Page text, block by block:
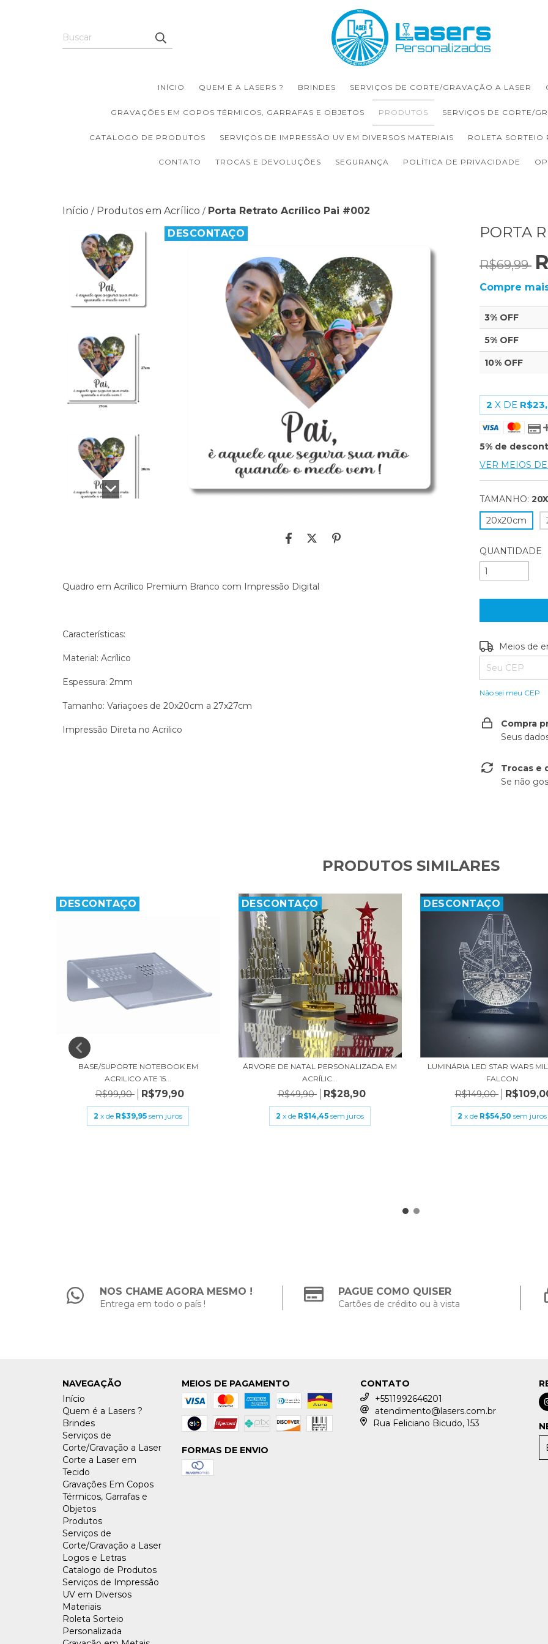
INÍCIO QUEM É A LASERS ? BRINDES SERVIÇOS DE CORTE/GRAVAÇÃO A LASER
GRAVAÇÕES EM COPOS TÉRMICOS, GARRAFAS E OBJETOS PRODUTOS SERVIÇOS DE CORTE/
CATALOGO DE PRODUTOS SERVIÇOS DE IMPRESSÃO UV EM DIVERSOS MATERIAIS ROLETA SORTEIO
CONTATO TROCAS E DEVOLUÇÕES SEGURANÇA POLÍTICA DE PRIVACIDADE
Início / Produtos em Acrílico / Porta Retrato Acrílico Pai #002
DESCONTAÇO
Quadro em Acrílico Premium Branco com Impressão Digital
Características:
Material: Acrílico
Espessura: 2mm
Tamanho: Variaçoes de 20x20cm a 27x27cm
Impressão Direta no Acrilico
PORTA
R$69,99
Compre
3% OFF
5% OFF
10% OFF
2 X DE
5% de
VER MEIOS
TAMANHO:
20x20cm
QUANTIDADE
Entregas para o
Meios de
Não sei meu CEP
Compra
Seus
Trocas e
Se não
PRODUTOS SIMILARES
DESCONTAÇO
BASE/SUPORTE NOTEBOOK EM
ACRILICO ATE 15...
R$99,90 R$79,90
2 x de R$39,95 sem juros
DESCONTAÇO
ÁRVORE DE NATAL PERSONALIZADA EM
ACRÍLIC...
R$49,90 R$28,90
2 x de R$14,45 sem juros
DESCONTAÇO
LUMINÁRIA LED STAR WARS
FALCON
R$149,00
2 x de R$54,50 sem juros
NOS CHAME AGORA MESMO !
Entrega em todo o país !
PAGUE COMO QUISER
Cartões de crédito ou à vista
NAVEGAÇÃO
Início
Quem é a Lasers ?
Brindes
Serviços de
Corte/Gravação a Laser
Corte a Laser em
Tecido
Gravações Em Copos
Térmicos, Garrafas e
Objetos
Produtos
Serviços de
Corte/Gravação a Laser
Logos e Letras
Catalogo de Produtos
Serviços de Impressão
UV em Diversos
Materiais
Roleta Sorteio
Personalizada
MEIOS DE PAGAMENTO
FORMAS DE ENVIO
CONTATO
+5511992646201
atendimento@lasers.com.br
Rua Feliciano Bicudo, 153